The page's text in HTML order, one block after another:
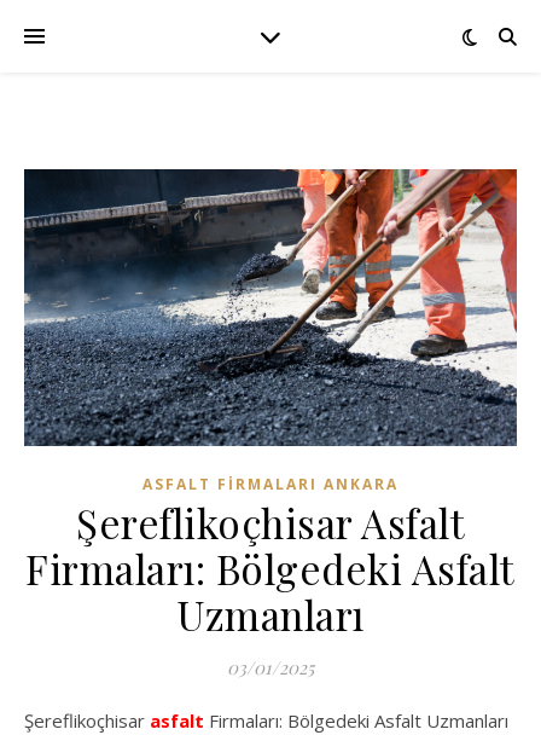
ASFALT FIRMALARI ANKARA
Şereflikoçhisar Asfalt
Firmaları: Bölgedeki Asfalt
Uzmanları
03/01/2025
Şereflikoçhisar asfalt Firmaları: Bölgedeki Asfalt Uzmanları